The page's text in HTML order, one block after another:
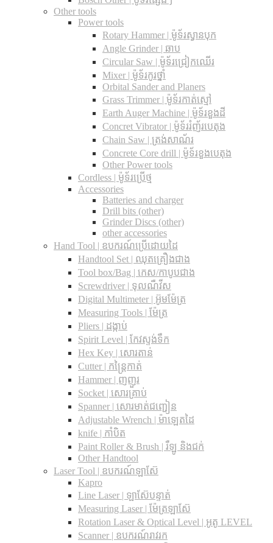
Other tools
Power tools
Rotary Hammer | ម៉ូទ័រស្វានបុក
Angle Grinder | ឆាប
Circular Saw​ | ម៉ូទ័រជ្រៀកឈើរ
Mixer | ម៉ូទ័រកូរថ្នាំ
Orbital Sander and Planers
Grass Trimmer | ម៉ូទ័រកាត់ស្មៅ
Earth Auger Machine | ម៉ូទ័រខួងដី
Concret Vibrator | ម៉ូទ័ររំញ័របេតុង
Chain Saw | ត្រង់សាណ័រ
Concrete Core drill | ម៉ូទ័រខួងបេតុង
Other Power tools
Cordless​ | ម៉ូទ័រប្រើថ្ម
Accessories
Batteries and charger
Drill bits (other)
Grinder Discs (other)
other accessories
Hand Tool | ឧបករណ៍ប្រើដោយដៃ
Handtool Set | ឈុតគ្រឿងជាង
Tool box/Bag | កេស/កាបូបជាង
Screwdriver | ទុលណឺវីស
Digital Multimeter | អ៊ូមម៉ែត្រ
Measuring Tools | ម៉ែត្រ
Pliers | ដង្កាប់
Spirit Level | កែវស្ទង់ទឹក
Hex Key | សោរតាន់
Cutter | កន្រ្តៃកាត់
Hammer | ញញួរ
Socket | សោរគ្រាប់
Spanner |​ សោរមាត់ជញ្ជៀន
Adjustable Wrench |​ ម៉ាឡេតដៃ
knife | កាំបិត
Paint Roller & Brush | រឺឡូ និងជក់
Other Handtool
Laser Tool | ឧបករណ៍ឡាស៊ែ
Kapro
Line Laser | ឡាស៊ែបន្ទាត់
Measuring Laser | ម៉ែត្រឡាស៊ែ
Rotation Laser & Optical Level | អូតូ LEVEL
Scanner | ឧបករណ៍រាវរក